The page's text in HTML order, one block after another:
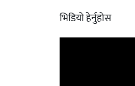
भिडियो हेर्नुहोस